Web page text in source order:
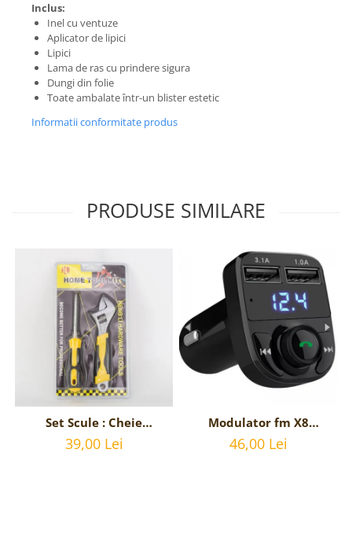
Inclus:
Inel cu ventuze
Aplicator de lipici
Lipici
Lama de ras cu prindere sigura
Dungi din folie
Toate ambalate într-un blister estetic
Informatii conformitate produs
PRODUSE SIMILARE
Set Scule : Cheie
Reglabila Universala si
Surubelnita stea si
39,00 Lei
Modulator fm X8
bluetooth 5.0 cu
handsfree, modulator
46,00 Lei